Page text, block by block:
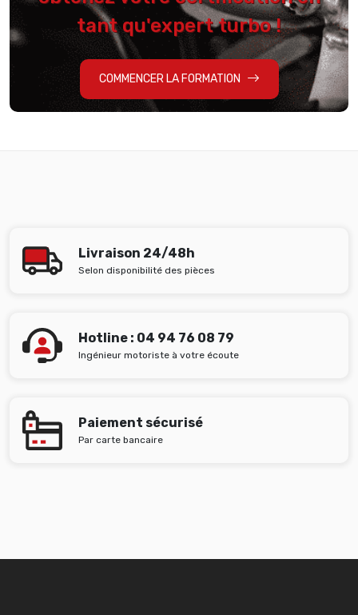
tant qu'expert turbo !
COMMENCER LA FORMATION
Livraison 24/48h
Selon disponibilité des pièces
Hotline : 04 94 76 08 79
Ingénieur motoriste à votre écoute
Paiement sécurisé
Par carte bancaire